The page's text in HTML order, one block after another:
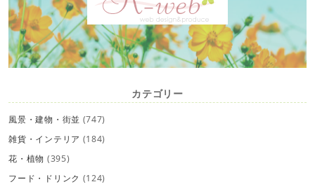
カテゴリー
風景・建物・街並 (747)
雑貨・インテリア (184)
花・植物 (395)
フード・ドリンク (124)